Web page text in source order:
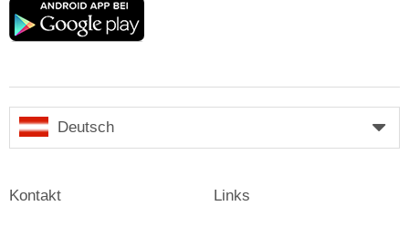
Google
Deutsch
Kontakt Links